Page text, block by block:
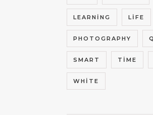
LEARNING LIFE
PHOTOGRAPHY
SMART TIME
WHITE